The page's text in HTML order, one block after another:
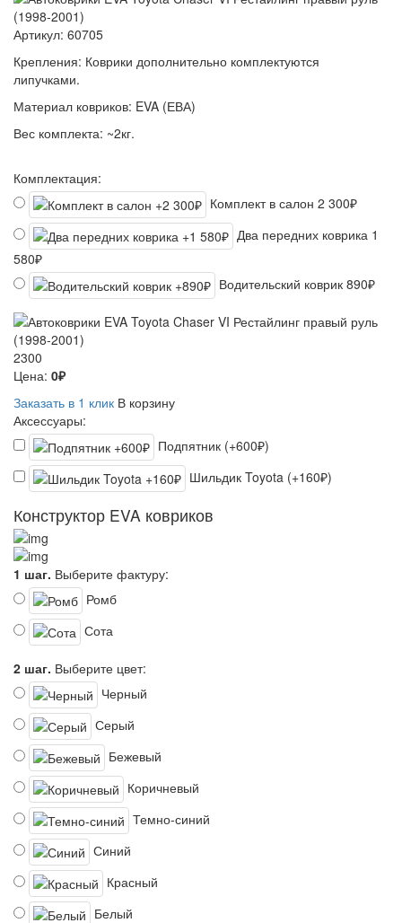
Артикул: 60705
Крепления: Коврики дополнительно комплектуются
липучками.
Материал ковриков: EVA (ЕВА)
Вес комплекта: ~2кг.
Комплектация:
Комплект в салон 2 300₽
Два передних коврика 1
580₽
Водительский коврик 890₽
2300
Цена: 0₽
Заказать в 1 клик В корзину
Аксессуары:
Подпятник (+600₽)
Шильдик Toyota (+160₽)
Конструктор EVA ковриков
1 шаг. Выберите фактуру:
Ромб
Сота
2 шаг. Выберите цвет:
Черный
Серый
Бежевый
Коричневый
Темно-синий
Синий
Красный
Белый